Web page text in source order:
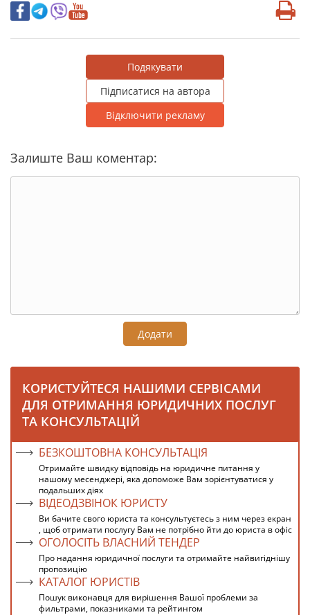
Подякувати
Підписатися на автора
Відключити рекламу
Залиште Ваш коментар:
Додати
КОРИСТУЙТЕСЯ НАШИМИ СЕРВІСАМИ
ДЛЯ ОТРИМАННЯ ЮРИДИЧНИХ ПОСЛУГ
ТА КОНСУЛЬТАЦІЙ
БЕЗКОШТОВНА КОНСУЛЬТАЦІЯ
Отримайте швидку відповідь на юридичне питання у
нашому месенджері, яка допоможе Вам зорієнтуватися у
подальших діях
ВІДЕОДЗВІНОК ЮРИСТУ
Ви бачите свого юриста та консультуєтесь з ним через екран
, щоб отримати послугу Вам не потрібно йти до юриста в офіс
ОГОЛОСІТЬ ВЛАСНИЙ ТЕНДЕР
Про надання юридичної послуги та отримайте найвигіднішу
пропозицію
КАТАЛОГ ЮРИСТІВ
Пошук виконавця для вирішення Вашої проблеми за
фильтрами, показниками та рейтингом